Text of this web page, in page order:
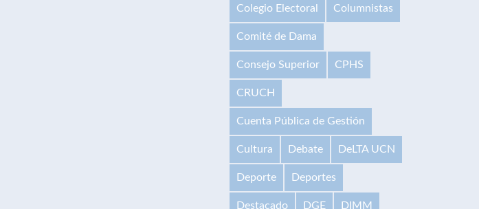
Colegio Electoral Columnistas
Comité de Dama
Consejo Superior CPHS
CRUCH
Cuenta Pública de Gestión
Cultura Debate DeLTA UCN
Deporte Deportes
Destacado DGE DIMM